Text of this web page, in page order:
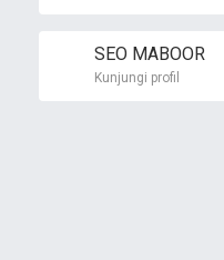
SEO MABOOR
Kunjungi profil